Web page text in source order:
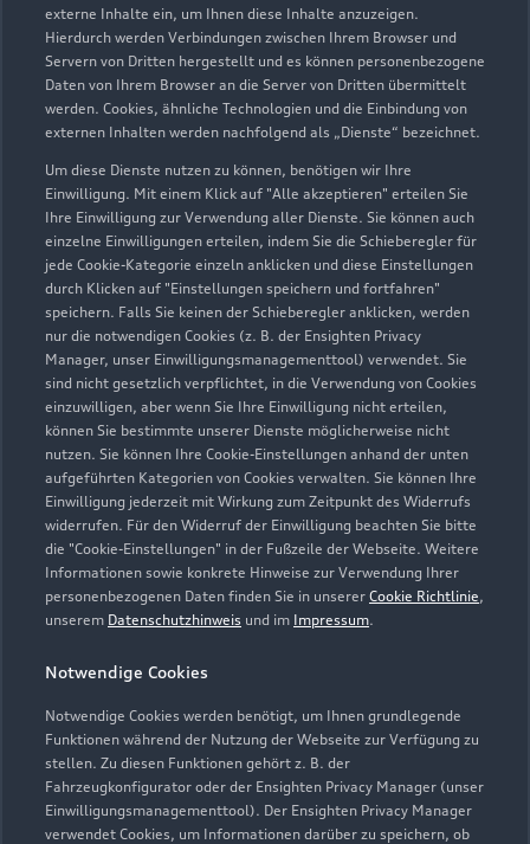
externe Inhalte ein, um Ihnen diese Inhalte anzuzeigen.
Hierdurch werden Verbindungen zwischen Ihrem Browser und
Servern von Dritten hergestellt und es können personenbezogene
Daten von Ihrem Browser an die Server von Dritten übermittelt
werden. Cookies, ähnliche Technologien und die Einbindung von
externen Inhalten werden nachfolgend als „Dienste“ bezeichnet.
Um diese Dienste nutzen zu können, benötigen wir Ihre
Einwilligung. Mit einem Klick auf "Alle akzeptieren" erteilen Sie
Ihre Einwilligung zur Verwendung aller Dienste. Sie können auch
einzelne Einwilligungen erteilen, indem Sie die Schieberegler für
jede Cookie-Kategorie einzeln anklicken und diese Einstellungen
durch Klicken auf "Einstellungen speichern und fortfahren"
speichern. Falls Sie keinen der Schieberegler anklicken, werden
nur die notwendigen Cookies (z. B. der Ensighten Privacy
Manager, unser Einwilligungsmanagementtool) verwendet. Sie
sind nicht gesetzlich verpflichtet, in die Verwendung von Cookies
einzuwilligen, aber wenn Sie Ihre Einwilligung nicht erteilen,
können Sie bestimmte unserer Dienste möglicherweise nicht
nutzen. Sie können Ihre Cookie-Einstellungen anhand der unten
aufgeführten Kategorien von Cookies verwalten. Sie können Ihre
Einwilligung jederzeit mit Wirkung zum Zeitpunkt des Widerrufs
widerrufen. Für den Widerruf der Einwilligung beachten Sie bitte
die "Cookie-Einstellungen" in der Fußzeile der Webseite. Weitere
Informationen sowie konkrete Hinweise zur Verwendung Ihrer
personenbezogenen Daten finden Sie in unserer Cookie Richtlinie,
unserem Datenschutzhinweis und im Impressum.
Notwendige Cookies
Notwendige Cookies werden benötigt, um Ihnen grundlegende
Funktionen während der Nutzung der Webseite zur Verfügung zu
stellen. Zu diesen Funktionen gehört z. B. der
Fahrzeugkonfigurator oder der Ensighten Privacy Manager (unser
Einwilligungsmanagementtool). Der Ensighten Privacy Manager
verwendet Cookies, um Informationen darüber zu speichern, ob
Servicepartner e-tron
Max-Bronold-Straße 3
93326 Abensberg
09443 91040
info@autohaus-baumer.de
Kontaktdaten herunterladen
Öffnungszeiten
Service
Geschlossen, öffnet amMontag 07:45